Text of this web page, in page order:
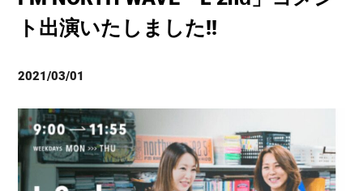
ト出演いたしました!!
2021/03/01